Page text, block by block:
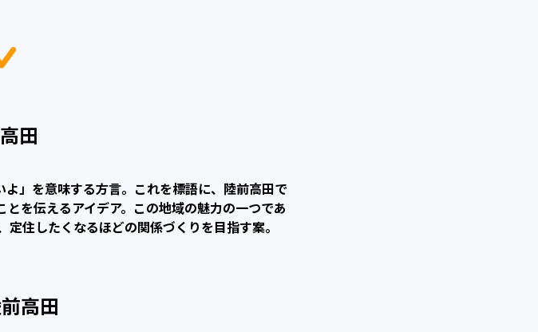
田
」を意味する方言。これを標語に、陸前高田で
を伝えるアイデア。この地域の魅力の一つであ
住したくなるほどの関係づくりを目指す案。
高田